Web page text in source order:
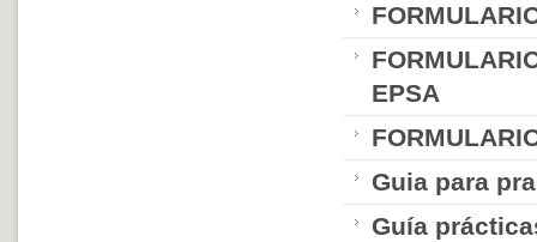
EPSA
Guia para
Guía